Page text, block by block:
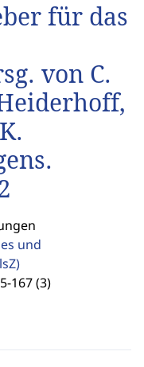
für das
von C.
und
167 (3)